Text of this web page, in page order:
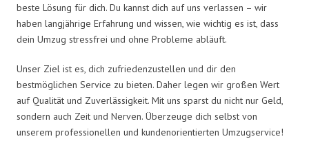
beste Lösung für dich. Du kannst dich auf uns verlassen – wir
haben langjährige Erfahrung und wissen, wie wichtig es ist, dass
dein Umzug stressfrei und ohne Probleme abläuft.
Unser Ziel ist es, dich zufriedenzustellen und dir den
bestmöglichen Service zu bieten. Daher legen wir großen Wert
auf Qualität und Zuverlässigkeit. Mit uns sparst du nicht nur Geld,
sondern auch Zeit und Nerven. Überzeuge dich selbst von
unserem professionellen und kundenorientierten Umzugservice!